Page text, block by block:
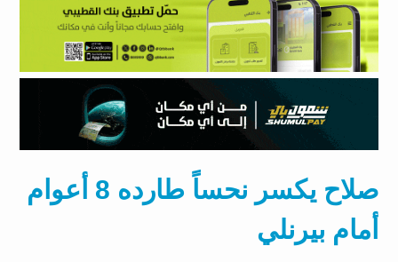
صلاح يكسر نحساً طارده 8 أعوام
أمام بيرنلي